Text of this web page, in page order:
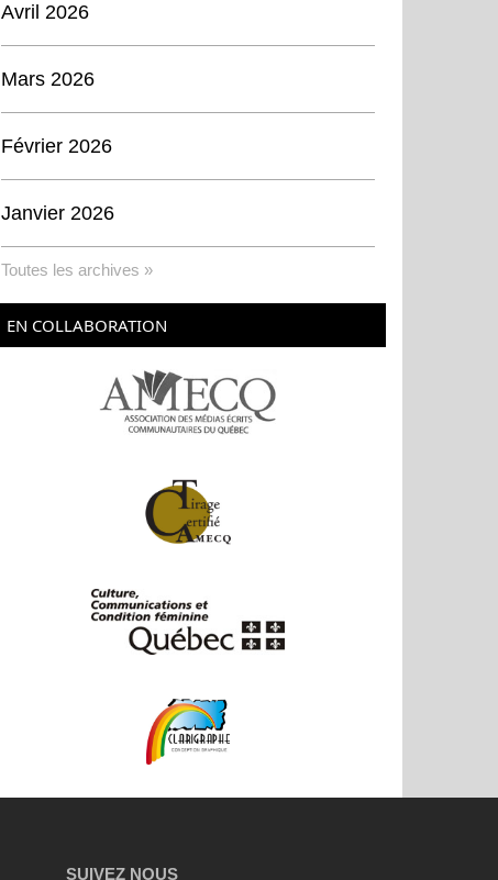
Avril 2026
Mars 2026
Février 2026
Janvier 2026
Toutes les archives »
EN COLLABORATION
SUIVEZ NOUS